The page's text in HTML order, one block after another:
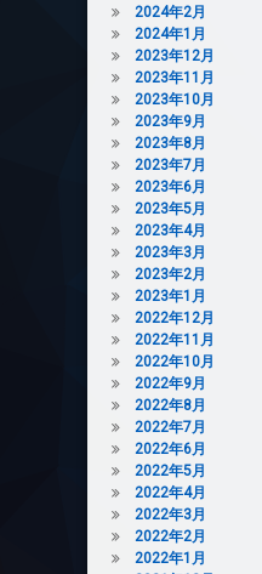
2024年2月
2024年1月
2023年12月
2023年11月
2023年10月
2023年9月
2023年8月
2023年7月
2023年6月
2023年5月
2023年4月
2023年3月
2023年2月
2023年1月
2022年12月
2022年11月
2022年10月
2022年9月
2022年8月
2022年7月
2022年6月
2022年5月
2022年4月
2022年3月
2022年2月
2022年1月